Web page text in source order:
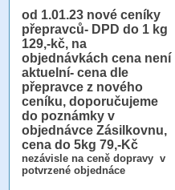
od 1.01.23 nové ceníky
přepravců- DPD do 1 kg
129,-kč, na
objednávkách cena není
aktuelní- cena dle
přepravce z nového
ceníku, doporučujeme
do poznámky v
objednávce Zásilkovnu,
cena do 5kg 79,-Kč
nezávisle na ceně dopravy v
potvrzené objednáce